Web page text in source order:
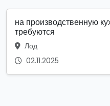
на производственную
требуются
Лод
02.11.2025